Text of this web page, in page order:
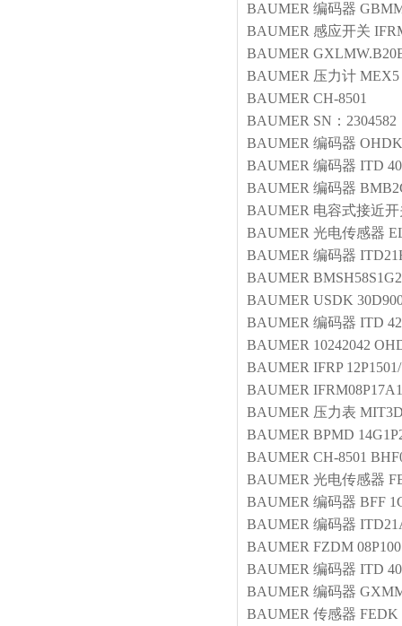
BAUMER 编码器
BAUMER 感应开关
BAUMER
BAUMER 压力计 MEX5
BAUMER CH-8501
BAUMER SN：2304582
BAUMER 编码器
BAUMER 编码器 ITD
BAUMER 编码器
BAUMER 电容式接近开
BAUMER 光电传感器
BAUMER 编码器
BAUMER
BAUMER USDK
BAUMER 编码器 ITD
BAUMER 10242042
BAUMER IFRP
BAUMER
BAUMER 压力表
BAUMER BPMD
BAUMER CH-8501
BAUMER 光电传感器
BAUMER 编码器 BFF
BAUMER 编码器
BAUMER FZDM
BAUMER 编码器 ITD
BAUMER 编码器
BAUMER 传感器 FEDK